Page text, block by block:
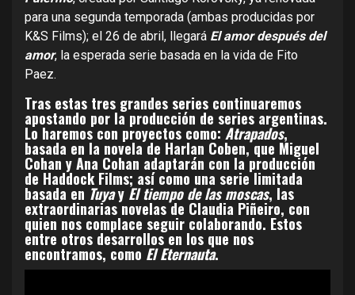
para una segunda temporada (ambas producidas por
K&S Films); el 26 de abril, llegará El amor después del
amor, la esperada serie basada en la vida de Fito
Paez.
Tras estas tres grandes series continuaremos
apostando por la producción de series argentinas.
Lo haremos con proyectos como: Atrapados,
basada en la novela de Harlan Coben, que Miguel
Cohan y Ana Cohan adaptarán con la producción
de Haddock Films; así como una serie limitada
basada en Tuyay El tiempo de las moscas, las
extraordinarias novelas de Claudia Piñeiro, con
quien nos complace seguir colaborando. Estos
entre otros desarrollos en los que nos
encontramos, como El Eternauta.